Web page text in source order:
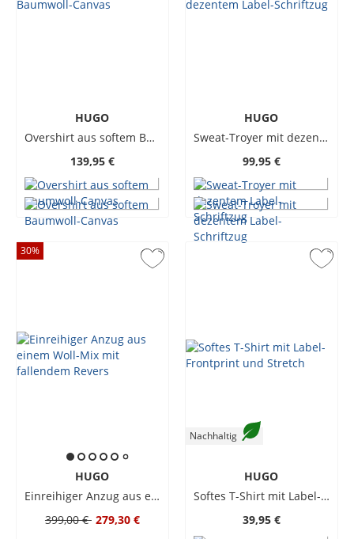
HUGO
Overshirt aus softem Baumwoll-Canvas
139,95 €
HUGO
Sweat-Troyer mit dezentem Label-Schriftzug
99,95 €
30%
HUGO
Einreihiger Anzug aus einem Woll-Mix mit fallendem Revers
399,00 € 279,30 €
Nachhaltig
HUGO
Softes T-Shirt mit Label-Frontprint und Stretch
39,95 €